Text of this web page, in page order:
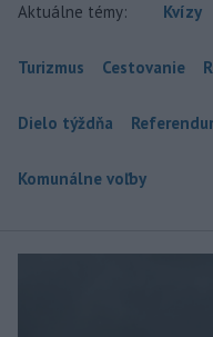
Aktuálne témy: Kvízy
Turizmus Cestovanie
Dielo týždňa
Komunálne voľby